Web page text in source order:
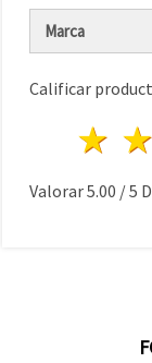
Marca
Calificar
1
Valorar5.00 /5